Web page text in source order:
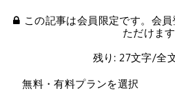
この記事は会員限定です。会
ただけます
残り: 27文字/全
無料・有料プランを選択